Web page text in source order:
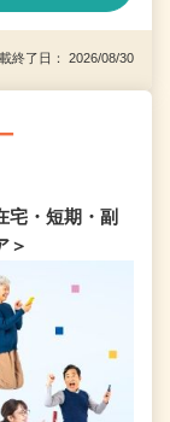
終了日： 2026/08/30
宅・短期・副
＞